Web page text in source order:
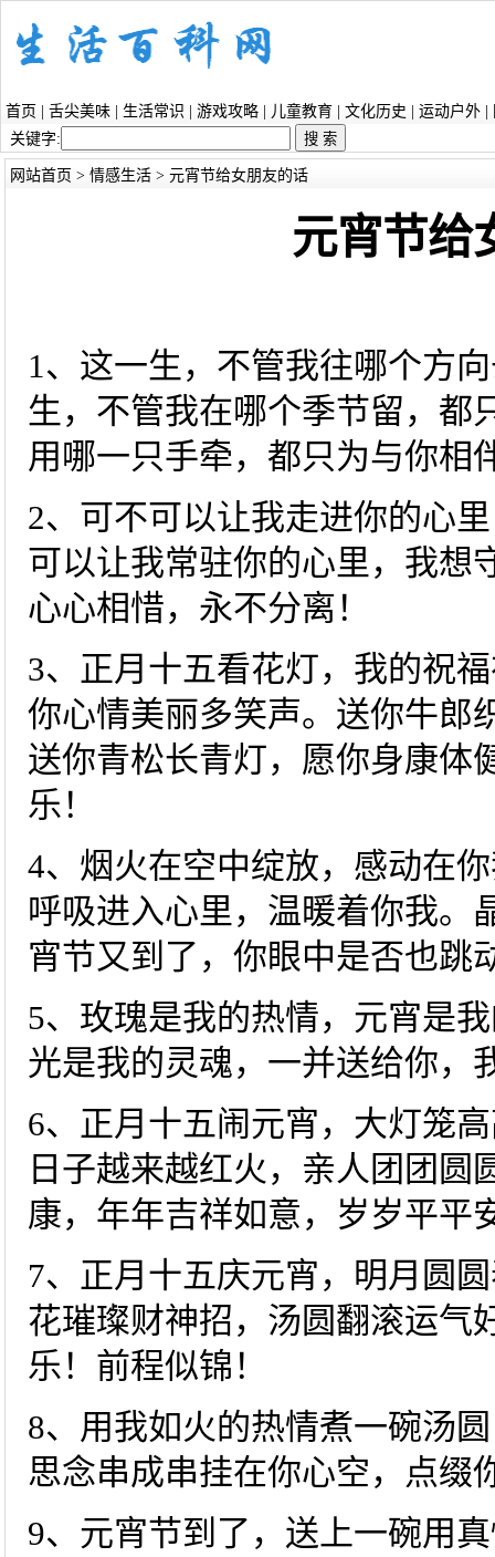
首页 舌尖美味 生活常识 游戏攻略 儿童教育 文化历史 运动户外
关键字:
网站首页 > 情感生活> 元宵节给女朋友的话
元宵节给
1、这一生，不管我往哪个方
生，不管我在哪个季节留，都
用哪一只手牵，都只为与你相
2、可不可以让我走进你的心
可以让我常驻你的心里，我想
心心相惜，永不分离！
3、正月十五看花灯，我的祝
你心情美丽多笑声。送你牛郎
送你青松长青灯，愿你身康体
乐！
4、烟火在空中绽放，感动在
呼吸进入心里，温暖着你我。
宵节又到了，你眼中是否也跳
5、玫瑰是我的热情，元宵是
光是我的灵魂，一并送给你，
6、正月十五闹元宵，大灯笼
日子越来越红火，亲人团团圆
康，年年吉祥如意，岁岁平平
7、正月十五庆元宵，明月圆
花璀璨财神招，汤圆翻滚运气
乐！前程似锦！
8、用我如火的热情煮一碗汤
思念串成串挂在你心空，点缀
9、元宵节到了，送上一碗用